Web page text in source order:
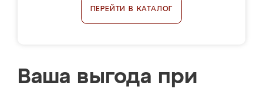
ПЕРЕЙТИ В КАТАЛОГ
Ваша выгода при